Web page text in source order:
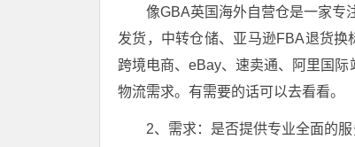
像GBA英国海外自营仓是一家专
发货，中转仓储、亚马逊FBA退货
跨境电商、eBay、速卖通、阿里国
物流需求。有需要的话可以去看看。
2、需求：是否提供专业全面的